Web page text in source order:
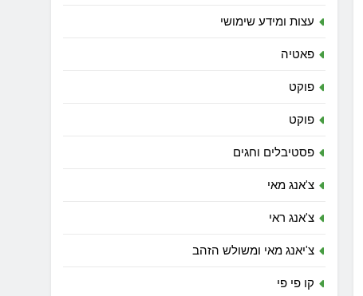
עצות ומידע שימושי
פאטיה
פוקט
פוקט
פסטיבלים וחגים
צ'אנג מאי
צ'אנג ראי
צ'יאנג מאי ומשולש הזהב
קו פי פי